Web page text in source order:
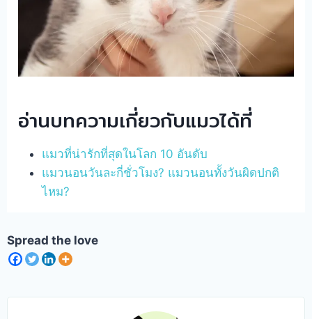
อ่านบทความเกี่ยวกับแมวได้ที่
แมวที่น่ารักที่สุดในโลก 10 อันดับ
แมวนอนวันละกี่ชั่วโมง? แมวนอนทั้งวันผิดปกติ
ไหม?
Spread the love